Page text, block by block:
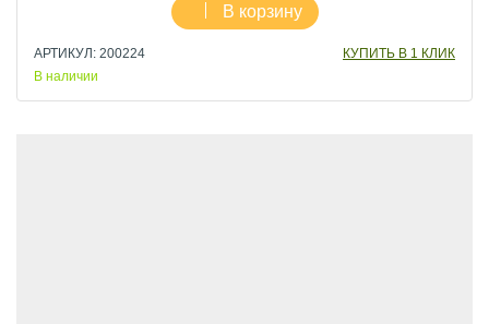
В корзину
АРТИКУЛ: 200224
КУПИТЬ В 1 КЛИК
В наличии